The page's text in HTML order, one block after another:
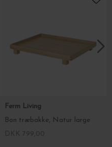
Ferm Living
Bon træbakke, Natur large